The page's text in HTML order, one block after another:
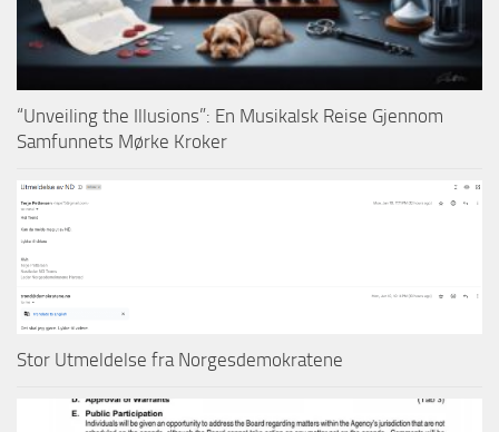
“Unveiling the Illusions”: En Musikalsk Reise Gjennom
Samfunnets Mørke Kroker
Stor Utmeldelse fra Norgesdemokratene